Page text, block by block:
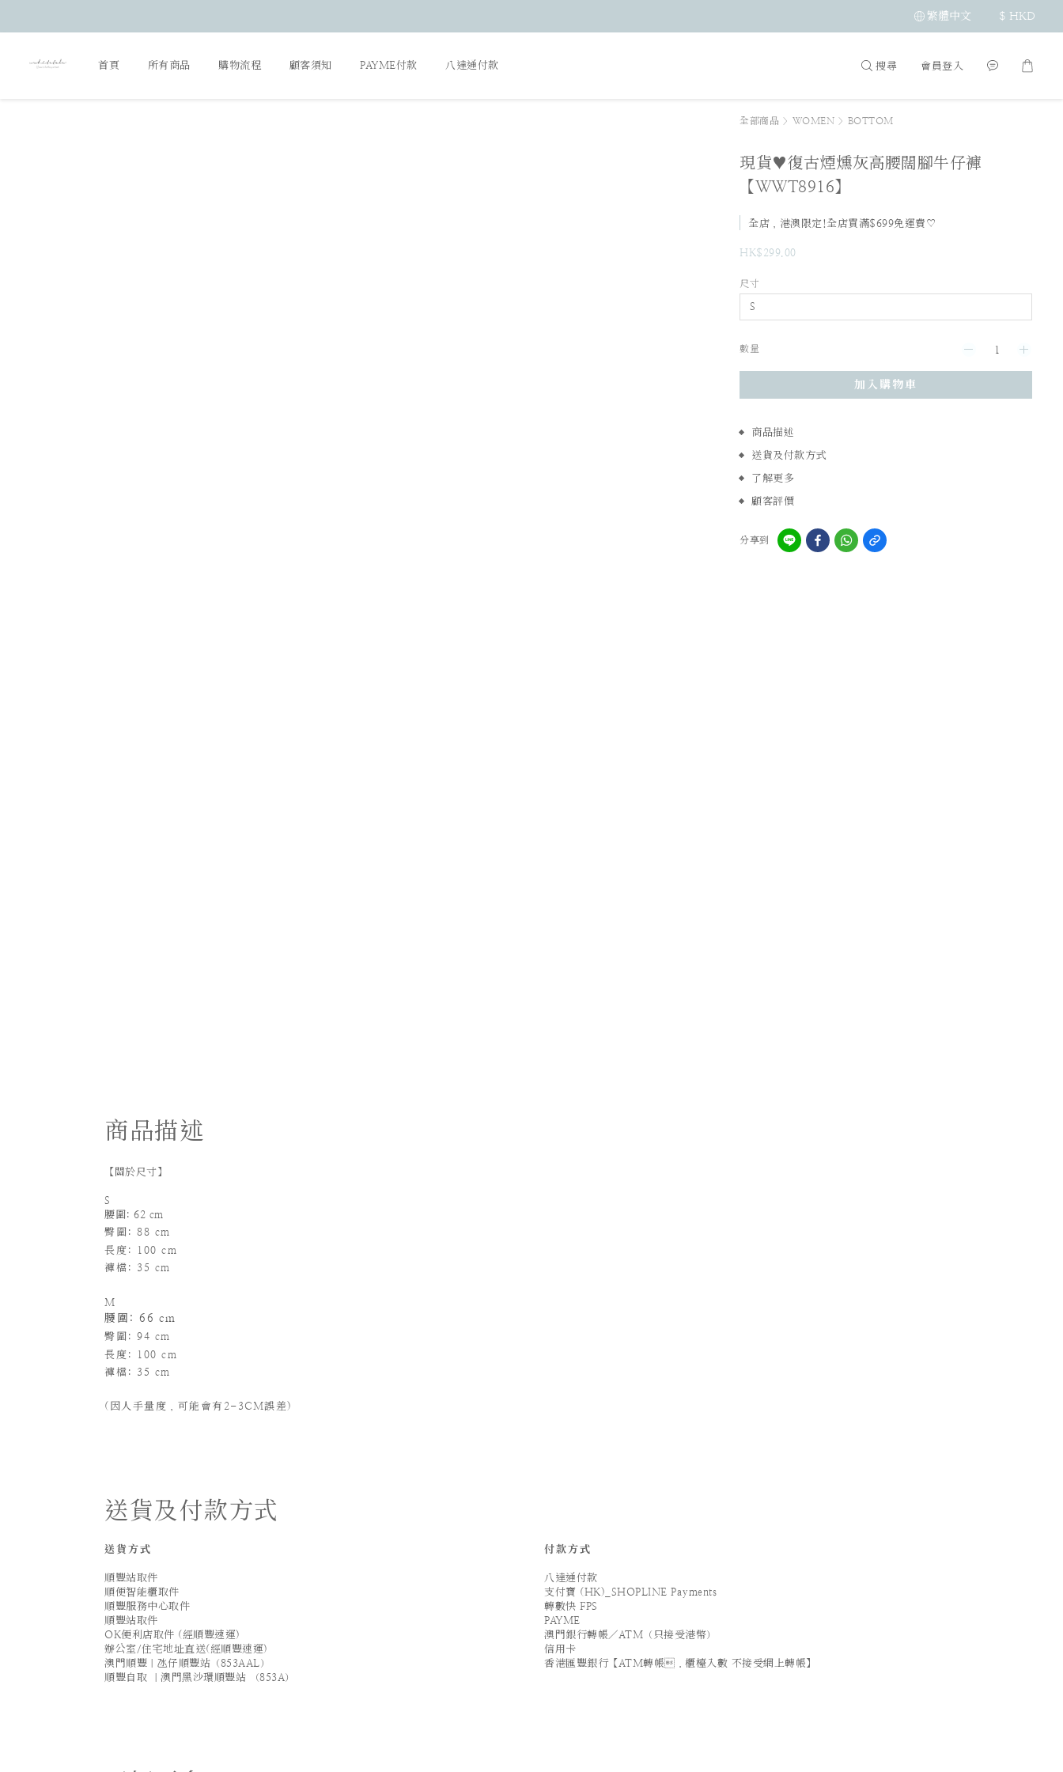
繁體中文 $ HKD
首頁 所有商品 購物流程 顧客須知 PAYME付款 八達通付款 搜尋 會員登入
全部商品 > WOMEN > BOTTOM
現貨♥復古煙燻灰高腰闊腳牛仔褲
【WWT8916】
全店，港澳限定!全店買滿$699免運費♡
HK$299.00
尺寸
數量
加入購物車
商品描述
送貨及付款方式
了解更多
顧客評價
分享到
商品描述
【關於尺寸】
S
腰圍: 62 cm
臀圍: 88 cm
長度 : 100 cm
褲檔: 35 cm
M
腰圍: 66 cm
臀圍: 94 cm
長度 : 100 cm
褲檔: 35 cm
( 因人手量度，可能會有2-3CM誤差)
送貨及付款方式
送貨方式
順豐站取件
順便智能櫃取件
順豐服務中心取件
順豐站取件
OK便利店取件 (經順豐速運)
辦公室/住宅地址直送(經順豐速運)
澳門順豐｜氹仔順豐站（853AAL）
順豐自取 ｜澳門黑沙環順豐站 （853A）
付款方式
八達通付款
支付寶 (HK)_SHOPLINE Payments
轉數快 FPS
PAYME
澳門銀行轉帳／ATM（只接受港幣）
信用卡
香港匯豐銀行【ATM轉帳．櫃檯入數 不接受網上轉帳】